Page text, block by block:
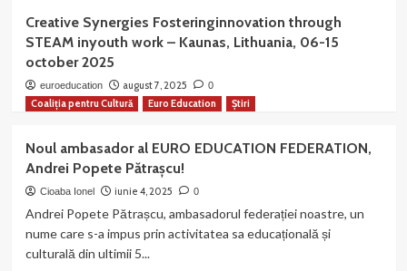
noastră
a
publicat
numărul
90
al
MAGAZIN
CRITIC
Creative Synergies Fosteringinnovation through
STEAM inyouth work – Kaunas, Lithuania, 06-15
october 2025
euroeducation august 7, 2025 0
Coaliția pentru Cultură Euro Education Știri
Noul ambasador al EURO EDUCATION FEDERATION,
Andrei Popete Pătrașcu!
Cioaba Ionel iunie 4, 2025 0
Andrei Popete Pătrașcu, ambasadorul federației noastre, un
nume care s-a impus prin activitatea sa educațională și
culturală din ultimii 5...